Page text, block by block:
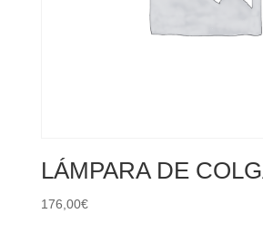
LÁMPARA DE
176,00€